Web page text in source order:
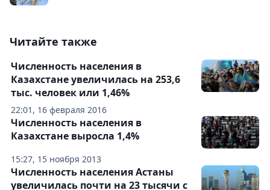
Читайте также
22:01, 16 февраля 2016
Численность населения в
Казахстане увеличилась на 253,6
тыс. человек или 1,46%
15:27, 15 ноября 2013
Численность населения в
Казахстане выросла 1,4%
Численность населения Астаны
увеличилась почти на 23 тысячи с